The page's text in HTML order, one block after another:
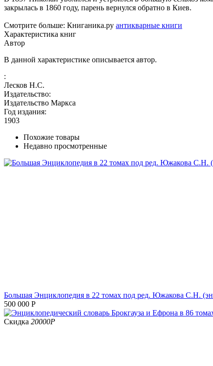
закрылась в 1860 году, парень вернулся обратно в Киев.
Смотрите больше: Книганика.ру антикварные книги
Характеристика книг
Автор
В данной характеристике описывается автор.
:
Лесков Н.С.
Издательство:
Издательство Маркса
Год издания:
1903
Похожие товары
Недавно просмотренные
Большая Энциклопедия в 22 томах под ред. Южакова С.Н.
500 000 Р
Скидка 20000Р